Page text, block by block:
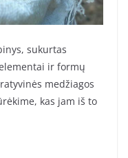
sukurtas
ir formų
medžiagos
kas jam iš to